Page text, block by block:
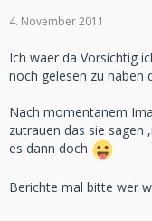
4. November 2011
Ich waer da Vorsichtig
noch gelesen zu haben
Nach momentanem
zutrauen das sie sagen
es dann doch
Berichte mal bitte wer